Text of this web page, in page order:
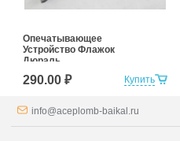
Купить
Опечатывающее
Устройство Флажок
Дюраль
290.00 ₽
info@aceplomb-baikal.ru